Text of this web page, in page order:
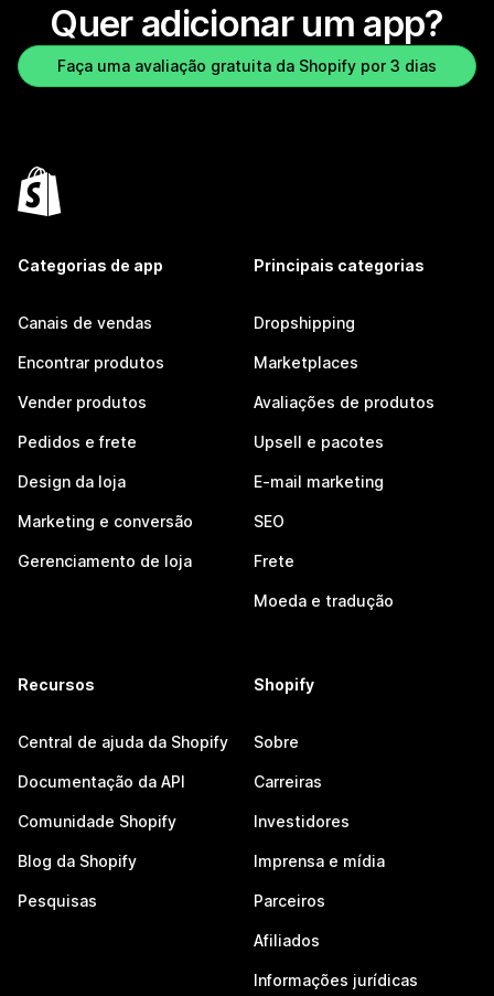
Quer adicionar um app?
Faça uma avaliação gratuita da Shopify por 3 dias
Categorias de app
Canais de vendas
Encontrar produtos
Vender produtos
Pedidos e frete
Design da loja
Marketing e conversão
Gerenciamento de loja
Principais categorias
Dropshipping
Marketplaces
Avaliações de produtos
Upsell e pacotes
E-mail marketing
SEO
Frete
Moeda e tradução
Recursos
Central de ajuda da Shopify
Documentação da API
Comunidade Shopify
Blog da Shopify
Pesquisas
Shopify
Sobre
Carreiras
Investidores
Imprensa e mídia
Parceiros
Afiliados
Informações jurídicas